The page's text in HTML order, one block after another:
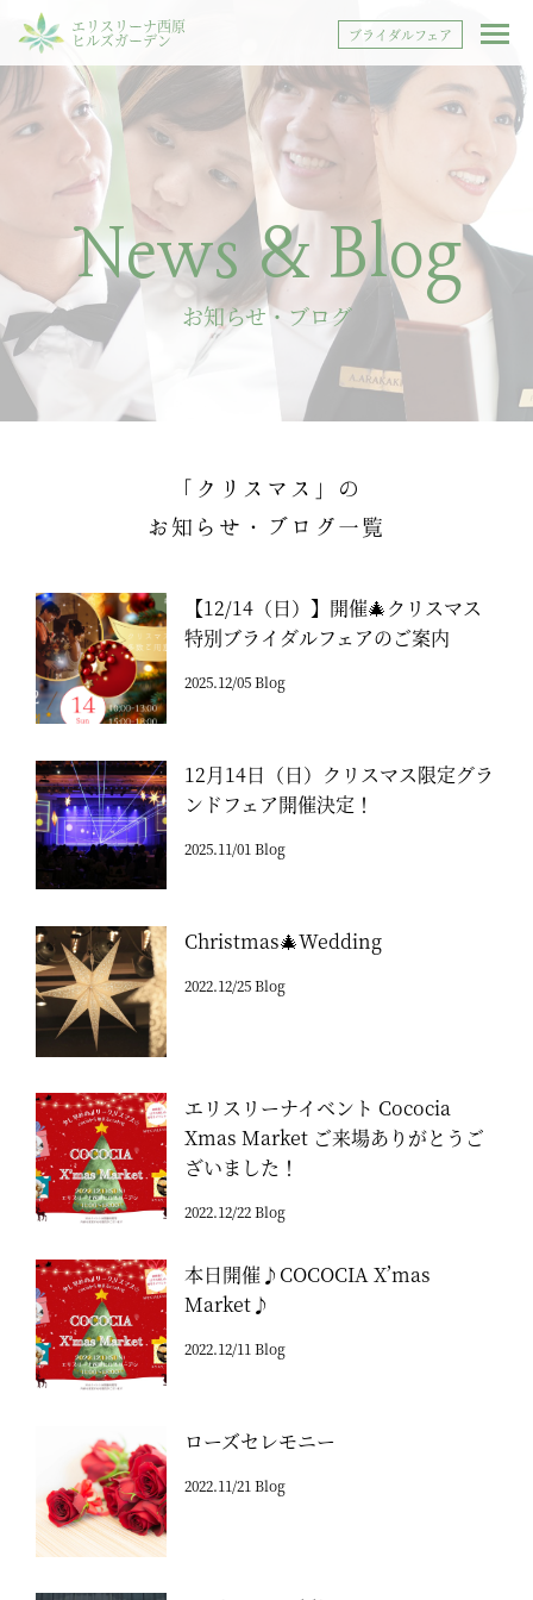
エリスリーナ西原
ヒルズガーデン ブライダルフェア
News & Blog
お知らせ・ブログ
「クリスマス」の
お知らせ・ブログ一覧
【12/14（日）】開催🎄クリスマス
特別ブライダルフェアのご案内
2025.12/05 Blog
12月14日（日）クリスマス限定グラ
ンドフェア開催決定！
2025.11/01 Blog
Christmas🎄Wedding
2022.12/25 Blog
エリスリーナイベント Cococia
Xmas Market ご来場ありがとうご
ざいました！
2022.12/22 Blog
本日開催♪COCOCIA X’mas
Market♪
2022.12/11 Blog
ローズセレモニー
2022.11/21 Blog